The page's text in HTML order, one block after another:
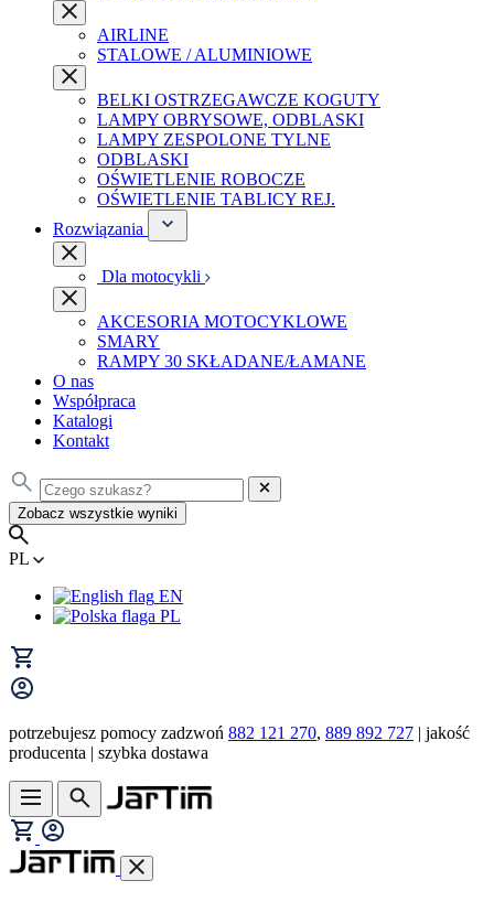
AIRLINE
STALOWE / ALUMINIOWE
BELKI OSTRZEGAWCZE KOGUTY
LAMPY OBRYSOWE, ODBLASKI
LAMPY ZESPOLONE TYLNE
ODBLASKI
OŚWIETLENIE ROBOCZE
OŚWIETLENIE TABLICY REJ.
Rozwiązania
Dla motocykli
AKCESORIA MOTOCYKLOWE
SMARY
RAMPY 30 SKŁADANE/ŁAMANE
O nas
Współpraca
Katalogi
Kontakt
Zobacz wszystkie wyniki
PL
EN
PL
potrzebujesz pomocy zadzwoń 882 121 270, 889 892 727 | jakość
producenta | szybka dostawa